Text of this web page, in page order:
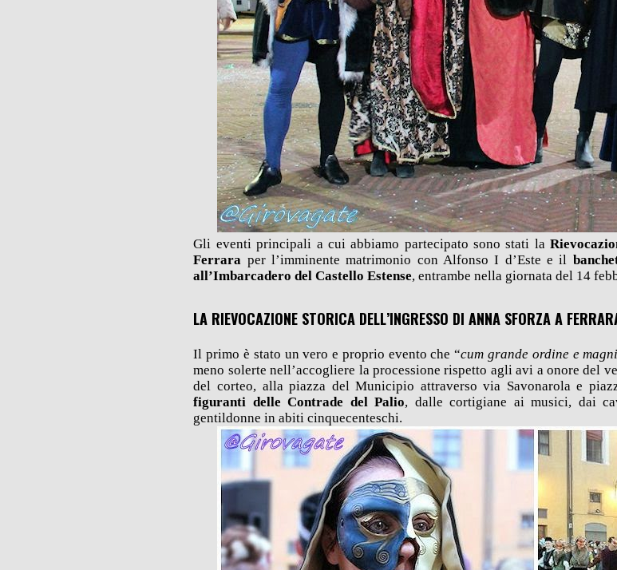
Gli eventi principali a cui abbiamo partecipato sono stati la
Ferrara per l’imminente matrimonio con Alfonso I d’Este e il
all’Imbarcadero del Castello Estense, entrambe nella giornata del 14
LA RIEVOCAZIONE STORICA DELL’INGRESSO DI ANNA SFORZA A
Il primo è stato un vero e proprio evento che “cum grande ordine e
meno solerte nell’accogliere la processione rispetto agli avi a onore del
del corteo, alla piazza del Municipio attraverso via Savonarola e
figuranti delle Contrade del Palio, dalle cortigiane ai musici, dai
gentildonne in abiti cinquecenteschi.